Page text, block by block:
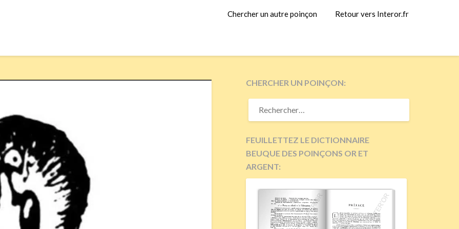
Chercher un autre poinçon Retour vers Interor.fr
CHERCHER UN POINÇON:
RECHERCHER :
FEUILLETTEZ LE DICTIONNAIRE
BEUQUE DES POINÇONS OR ET
ARGENT: